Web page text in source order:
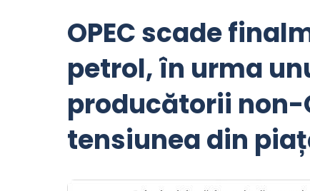
OPEC scade
petrol, în urma
producătorii non-
tensiunea din